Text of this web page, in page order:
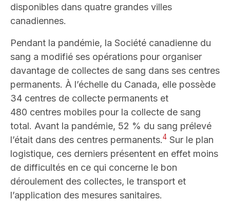
disponibles dans quatre grandes villes
canadiennes.
Pendant la pandémie, la Société canadienne du
sang a modifié ses opérations pour organiser
davantage de collectes de sang dans ses centres
permanents. À l’échelle du Canada, elle possède
34 centres de collecte permanents et
480 centres mobiles pour la collecte de sang
total. Avant la pandémie, 52 % du sang prélevé
l’était dans des centres permanents.4 Sur le plan
logistique, ces derniers présentent en effet moins
de difficultés en ce qui concerne le bon
déroulement des collectes, le transport et
l’application des mesures sanitaires.